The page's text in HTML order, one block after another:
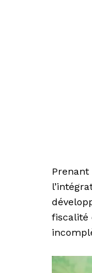
fiscalité